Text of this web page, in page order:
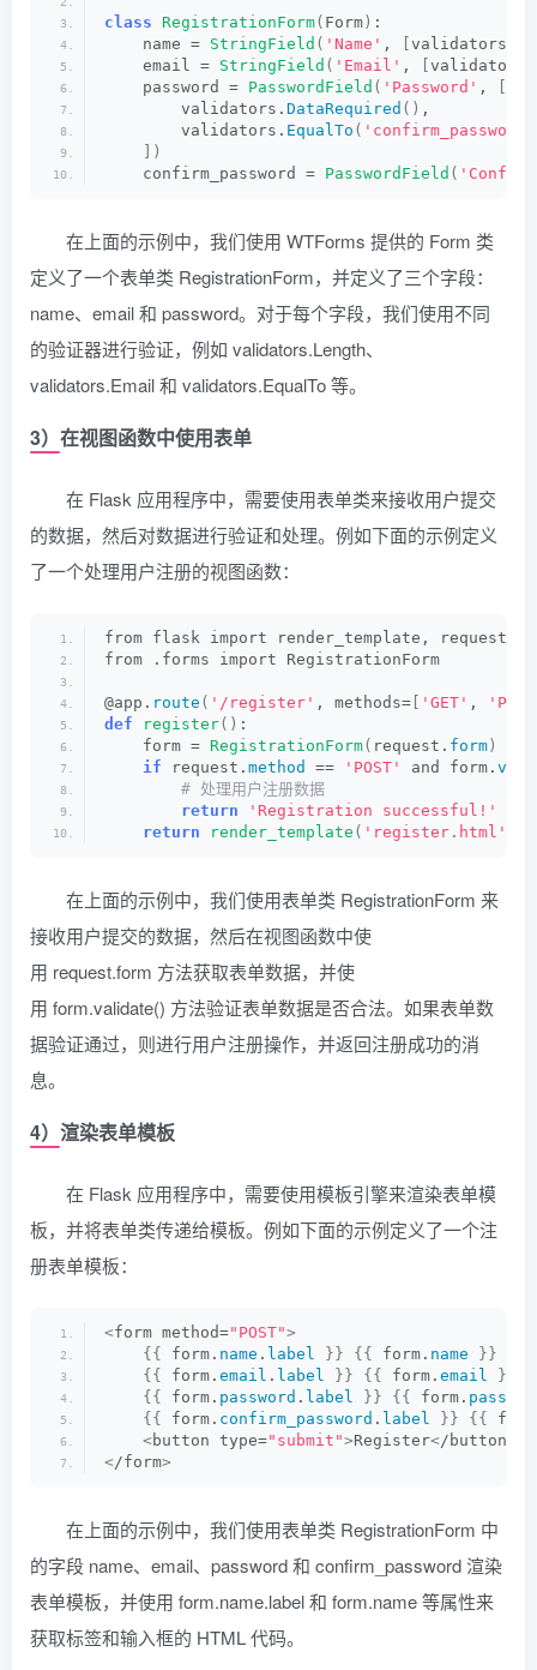
class RegistrationForm( Form ) :
    name =
StringField ( 'Name' , validators.
    email =
StringField ( 'Email' , validators.
    password =
PasswordField ( 'Password' ,
        validators.
DataRequired () ,
        validators.
EqualTo ( 'confirm_password'
])
    confirm_password =
PasswordField (
在上面的示例中，我们使用 WTForms 提供的 Form 类
定义了一个表单类 RegistrationForm，并定义了三个字段：
name、email 和 password。对于每个字段，我们使用不同
的验证器进行验证，例如 validators.Length、
validators.Email 和 validators.EqualTo 等。
3）在视图函数中使用表单
在 Flask 应用程序中，需要使用表单类来接收用户提交
的数据，然后对数据进行验证和处理。例如下面的示例定义
了一个处理用户注册的视图函数：
from flask import render_template, request
from .forms import RegistrationForm
@app. route ( '/register' , methods= 'GET' ,
def
register() :
    form =
RegistrationForm( request. form )
if request. method == 'POST' and form.
# 处理用户注册数据
return
'Registration successful!'
return
render_template ( 'register.html'
在上面的示例中，我们使用表单类 RegistrationForm 来
接收用户提交的数据，然后在视图函数中使
用 request.form 方法获取表单数据，并使
用 form.validate() 方法验证表单数据是否合法。如果表单数
据验证通过，则进行用户注册操作，并返回注册成功的消
息。
4）渲染表单模板
在 Flask 应用程序中，需要使用模板引擎来渲染表单模
板，并将表单类传递给模板。例如下面的示例定义了一个注
册表单模板：
<form method="POST">
{{
form. name . label }} {{ form. name
}}
{{
form. email . label }} {{ form. email
}}
{{
form. password . label }} {{ form.
{{
form. confirm_password . label }} {{
<button type="submit">Register</button
</form>
在上面的示例中，我们使用表单类 RegistrationForm 中
的字段 name、email、password 和 confirm_password 渲染
表单模板，并使用 form.name.label 和 form.name 等属性来
获取标签和输入框的 HTML 代码。